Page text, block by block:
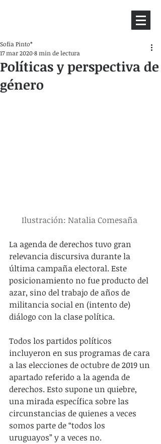
Políticas y perspectiva de
género
Sofia Pinto*
17 mar 20208 min de lectura
Ilustración: Natalia Comesaña
La agenda de derechos tuvo gran
relevancia discursiva durante la
última campaña electoral. Este
posicionamiento no fue producto del
azar, sino del trabajo de años de
militancia social en (intento de)
diálogo con la clase política.
Todos los partidos políticos
incluyeron en sus programas de cara
a las elecciones de octubre de 2019 un
apartado referido a la agenda de
derechos. Esto supone un quiebre,
una mirada específica sobre las
circunstancias de quienes a veces
somos parte de “todos los
uruguayos” y a veces no.